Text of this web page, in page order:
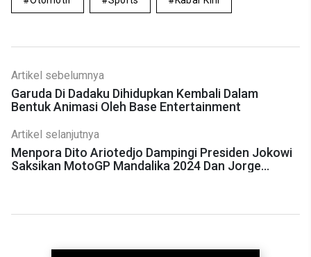
Artikel sebelumnya
Garuda Di Dadaku Dihidupkan Kembali Dalam
Bentuk Animasi Oleh Base Entertainment
Artikel selanjutnya
Menpora Dito Ariotedjo Dampingi Presiden Jokowi
Saksikan MotoGP Mandalika 2024 Dan Jorge